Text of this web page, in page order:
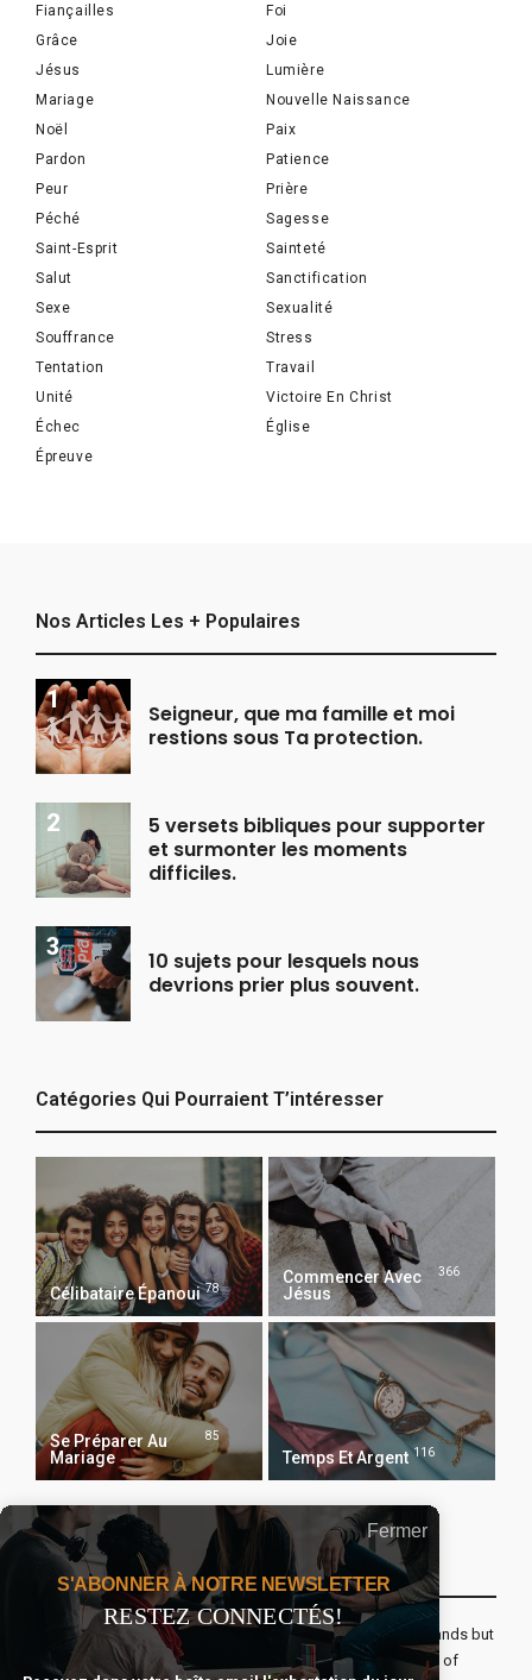
Fiançailles
Foi
Grâce
Joie
Jésus
Lumière
Mariage
Nouvelle Naissance
Noël
Paix
Pardon
Patience
Peur
Prière
Péché
Sagesse
Saint-Esprit
Sainteté
Salut
Sanctification
Sexe
Sexualité
Souffrance
Stress
Tentation
Travail
Unité
Victoire En Christ
Échec
Église
Épreuve
Nos Articles Les + Populaires
Seigneur, que ma famille et moi
restions sous Ta protection.
5 versets bibliques pour supporter
et surmonter les moments
difficiles.
10 sujets pour lesquels nous
devrions prier plus souvent.
Catégories Qui Pourraient T’intéresser
Célibataire Épanoui 78
Commencer Avec
Jésus
366
Se Préparer Au
Mariage
85
Temps Et Argent 116
Recevoir Notre Newsletter Chaque Matin
The real voyage of discovery consists not in seeking new lands but
seeing with new eyes. All journeys have secret destinations of
Fermer
S'ABONNER À NOTRE NEWSLETTER
RESTEZ CONNECTÉS!